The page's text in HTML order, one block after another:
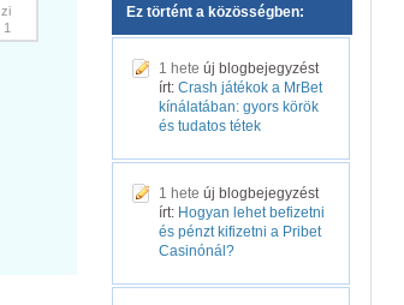
Ez történt a közösségben:
1 hete új blogbejegyzést
írt: Crash játékok a MrBet
kínálatában: gyors körök
és tudatos tétek
1 hete új blogbejegyzést
írt: Hogyan lehet befizetni
és pénzt kifizetni a Pribet
Casinónál?